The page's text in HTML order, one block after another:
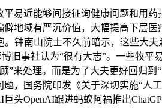
近能够间接征询健康问题和用药
地域有严沉价值，大幅提高下层
钟南山院士不久前暗示，这些大
旧事社认为“很有大志”。一些牧
”来处理。而是为了大夫更好回归
，国务院印发《关于深切实施“
头OpenAI跟进蚂蚁阿福推出